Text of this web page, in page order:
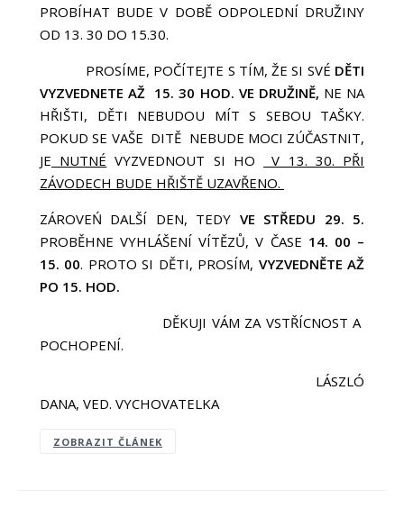
PROBÍHAT BUDE V DOBĚ ODPOLEDNÍ DRUŽINY
OD 13. 30 DO 15.30.
PROSÍME, POČÍTEJTE S TÍM, ŽE SI SVÉ DĚTI
VYZVEDNETE AŽ 15. 30 HOD. VE DRUŽINĚ, NE NA
HŘIŠTI, DĚTI NEBUDOU MÍT S SEBOU TAŠKY.
POKUD SE VAŠE DITĚ NEBUDE MOCI ZÚČASTNIT,
JE NUTNÉ VYZVEDNOUT SI HO
V 13. 30. PŘI
ZÁVODECH BUDE HŘIŠTĚ UZAVŘENO.
ZÁROVEŃ DALŠÍ DEN, TEDY VE STŘEDU 29. 5.
PROBĚHNE VYHLÁŠENÍ VÍTĚZŮ, V ČASE 14. 00 –
15. 00. PROTO SI DĚTI, PROSÍM, VYZVEDNĚTE AŽ
PO 15. HOD.
DĚKUJI VÁM ZA VSTŘÍCNOST A
POCHOPENÍ.
LÁSZLÓ
DANA, VED. VYCHOVATELKA
ZOBRAZIT ČLÁNEK